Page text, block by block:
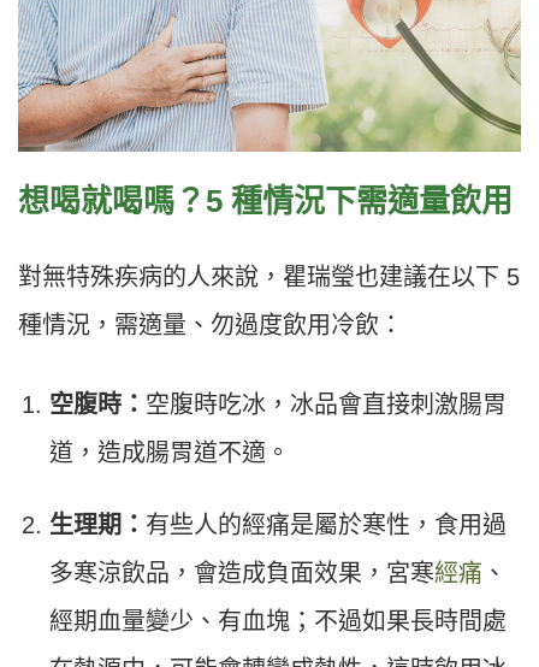
想喝就喝嗎？5 種情況下需適量飲用
對無特殊疾病的人來說，瞿瑞瑩也建議在以下 5
種情況，需適量、勿過度飲用冷飲：
空腹時： 空腹時吃冰，冰品會直接刺激腸胃
道，造成腸胃道不適。
生理期： 有些人的經痛是屬於寒性，食用過
多寒涼飲品，會造成負面效果，宮寒經痛 、
經期血量變少、有血塊；不過如果長時間處